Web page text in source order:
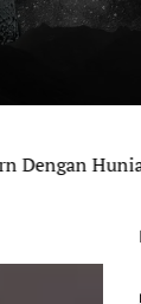
Nyaman